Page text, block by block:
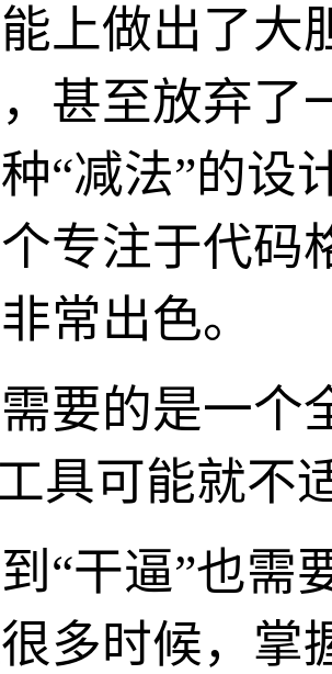
上做出了大
甚至放弃了
“减法”的设
专注于代码
常出色。
要的是一个
具可能就不
“干逼”也需
多时候，掌